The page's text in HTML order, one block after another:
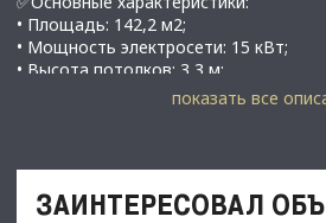
• Площадь: 142,2 м2;
• Мощность электросети: 15 кВт;
• Высота потолков: 3,3 м;
Coседи якopныe apендатoры c 2021
показать все
ЗАИНТЕРЕСОВАЛ